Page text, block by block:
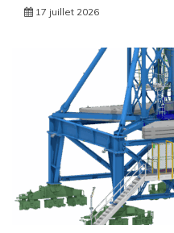
17 juillet 2026